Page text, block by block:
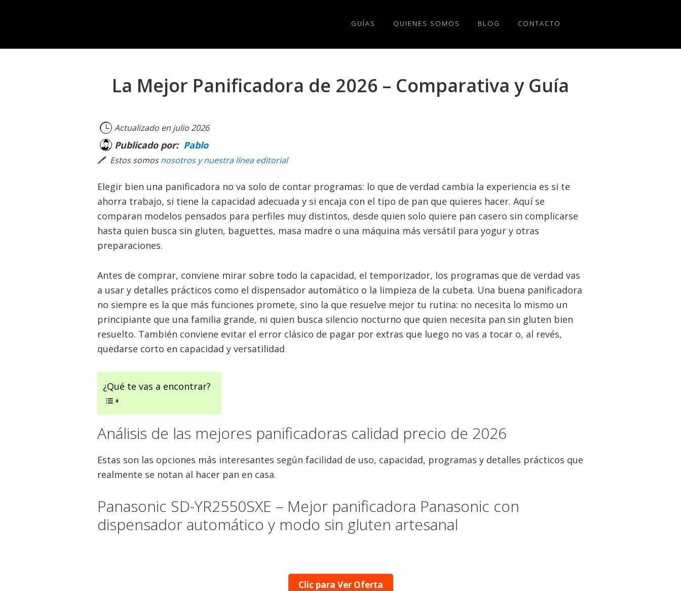
navigation
content
GUÍAS QUIENES SOMOS BLOG CONTACTO
La Mejor Panificadora de 2026 – Comparativa y Guía
Actualizado en julio 2026
Publicado por: Pablo
🖊 Estos somosnosotros y nuestra línea editorial
Elegir bien una panificadora no va solo de contar programas: lo que de verdad cambia la experiencia es si te
ahorra trabajo, si tiene la capacidad adecuada y si encaja con el tipo de pan que quieres hacer. Aquí se
comparan modelos pensados para perfiles muy distintos, desde quien solo quiere pan casero sin complicarse
hasta quien busca sin gluten, baguettes, masa madre o una máquina más versátil para yogur y otras
preparaciones.
Antes de comprar, conviene mirar sobre todo la capacidad, el temporizador, los programas que de verdad vas
a usar y detalles prácticos como el dispensador automático o la limpieza de la cubeta. Una buena panificadora
no siempre es la que más funciones promete, sino la que resuelve mejor tu rutina: no necesita lo mismo un
principiante que una familia grande, ni quien busca silencio nocturno que quien necesita pan sin gluten bien
resuelto. También conviene evitar el error clásico de pagar por extras que luego no vas a tocar o, al revés,
quedarse corto en capacidad y versatilidad
¿Qué te vas a encontrar?
Análisis de las mejores panificadoras calidad precio de 2026
Estas son las opciones más interesantes según facilidad de uso, capacidad, programas y detalles prácticos que
realmente se notan al hacer pan en casa.
Panasonic SD-YR2550SXE – Mejor panificadora Panasonic con
dispensador automático y modo sin gluten artesanal
Clic para Ver Oferta